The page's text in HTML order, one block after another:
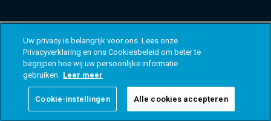
Uw privacy is belangrijk voor ons. Lees onze
Privacyverklaring en ons Cookiesbeleid om beter te
begrijpen hoe wij uw persoonlijke informatie
gebruiken. Leer meer
Cookie-instellingen Alle cookies accepteren